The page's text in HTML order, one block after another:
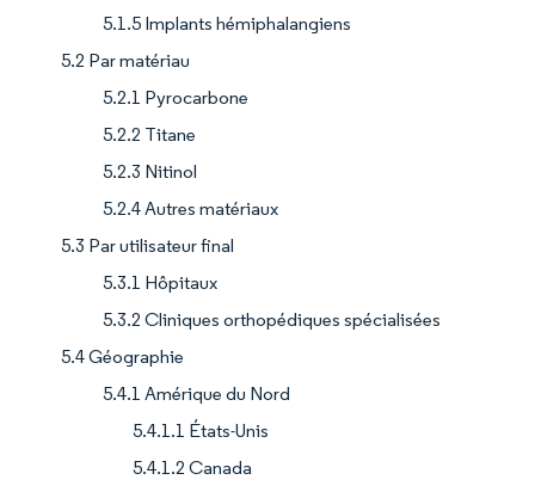
5.1.5 Implants hémiphalangiens
5.2 Par matériau
5.2.1 Pyrocarbone
5.2.2 Titane
5.2.3 Nitinol
5.2.4 Autres matériaux
5.3 Par utilisateur final
5.3.1 Hôpitaux
5.3.2 Cliniques orthopédiques spécialisées
5.4 Géographie
5.4.1 Amérique du Nord
5.4.1.1 États-Unis
5.4.1.2 Canada